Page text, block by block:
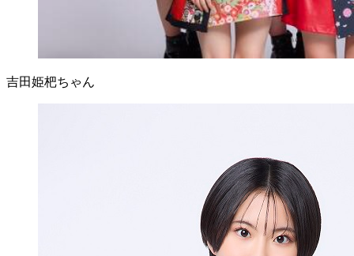
吉田姫杷ちゃん